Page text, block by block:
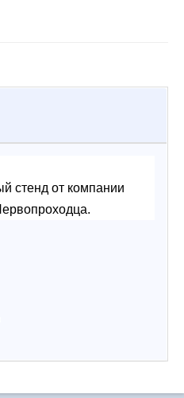
стенд от компании